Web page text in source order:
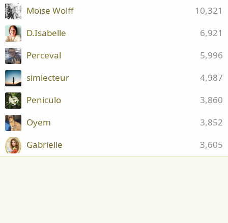
10,321
Moïse Wolff
6,921
D.Isabelle
5,996
Perceval
4,987
simlecteur
3,860
Peniculo
3,852
Oyem
3,605
Gabrielle